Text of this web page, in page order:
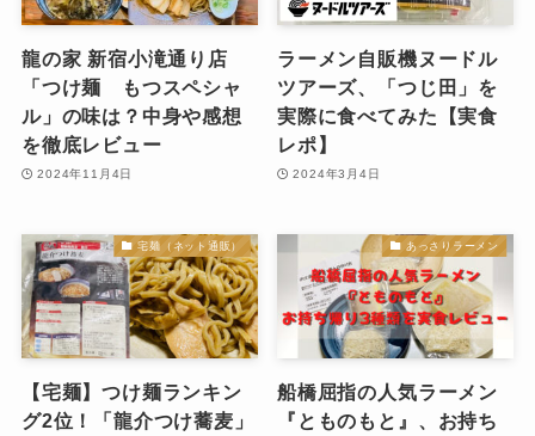
龍の家 新宿小滝通り店
「つけ麺 もつスペシャ
ル」の味は？中身や感想
を徹底レビュー
2024年11月4日
ラーメン自販機ヌードル
ツアーズ、「つじ田」を
実際に食べてみた【実食
レポ】
2024年3月4日
宅麺（ネット通販）
【宅麺】つけ麺ランキン
グ2位！「龍介つけ蕎麦」
あっさりラーメン
船橋屈指の人気ラーメン
『とものもと』、お持ち